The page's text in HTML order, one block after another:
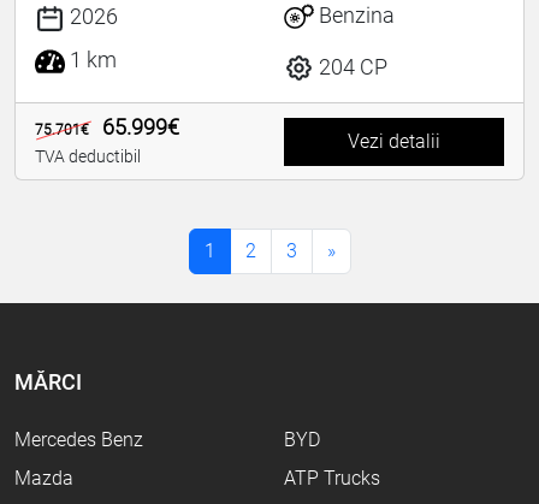
2026
1 km
Benzina
204 CP
75.701€ 65.999€
TVA deductibil
Vezi detalii
1 2 3 »
MĂRCI
Mercedes Benz
Mazda
BYD
ATP Trucks